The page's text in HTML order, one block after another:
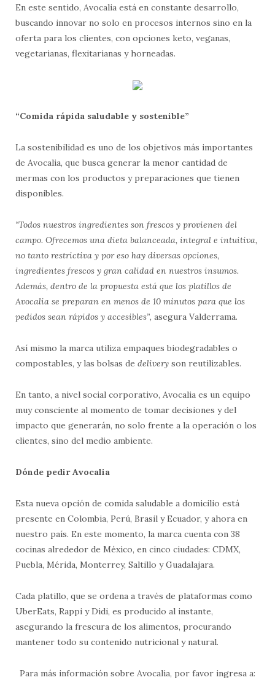
En este sentido, Avocalia está en constante desarrollo,
buscando innovar no solo en procesos internos sino en la
oferta para los clientes, con opciones keto, veganas,
vegetarianas, flexitarianas y horneadas.
“Comida rápida saludable y sostenible”
La sostenibilidad es uno de los objetivos más importantes
de Avocalia, que busca generar la menor cantidad de
mermas con los productos y preparaciones que tienen
disponibles.
“Todos nuestros ingredientes son frescos y provienen del
campo. Ofrecemos una dieta balanceada, integral e intuitiva,
no tanto restrictiva y por eso hay diversas opciones,
ingredientes frescos y gran calidad en nuestros insumos.
Además, dentro de la propuesta está que los platillos de
Avocalia se preparan en menos de 10 minutos para que los
pedidos sean rápidos y accesibles”, asegura Valderrama.
Así mismo la marca utiliza empaques biodegradables o
compostables, y las bolsas de delivery son reutilizables.
En tanto, a nivel social corporativo, Avocalia es un equipo
muy consciente al momento de tomar decisiones y del
impacto que generarán, no solo frente a la operación o los
clientes, sino del medio ambiente.
Dónde pedir Avocalia
Esta nueva opción de comida saludable a domicilio está
presente en Colombia, Perú, Brasil y Ecuador, y ahora en
nuestro país. En este momento, la marca cuenta con 38
cocinas alrededor de México, en cinco ciudades: CDMX,
Puebla, Mérida, Monterrey, Saltillo y Guadalajara.
Cada platillo, que se ordena a través de plataformas como
UberEats, Rappi y Didi, es producido al instante,
asegurando la frescura de los alimentos, procurando
mantener todo su contenido nutricional y natural.
Para más información sobre Avocalia, por favor ingresa a: